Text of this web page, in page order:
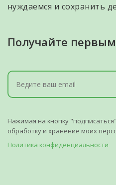
нуждаемся и сохранить
Получайте
Нажимая на кнопку
обработку и хранение моих
Политика конфиденциальности